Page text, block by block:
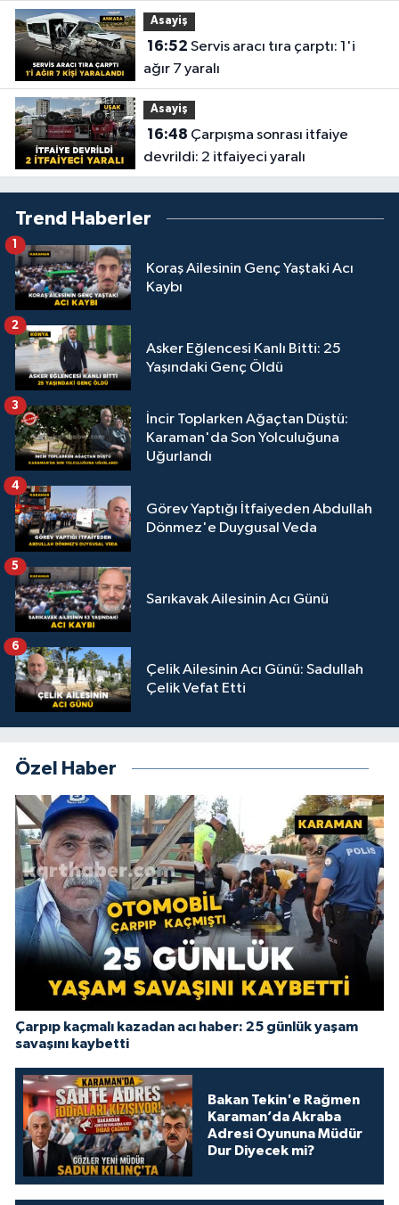
Asayiş
16:52
ağır 7 yaralı
Asayiş
16:48
devrildi: 2 itfaiyeci yaralı
Trend Haberler
Koraş Ailesinin Genç Yaştaki Acı
Kaybı
1
Asker Eğlencesi Kanlı Bitti: 25
Yaşındaki Genç Öldü
2
İncir Toplarken Ağaçtan Düştü:
Karaman'da Son Yolculuğuna
Uğurlandı
3
Görev Yaptığı İtfaiyeden Abdullah
Dönmez'e Duygusal Veda
4
Sarıkavak Ailesinin Acı Günü
5
Çelik Ailesinin Acı Günü: Sadullah
Çelik Vefat Etti
6
Özel Haber
Çarpıp kaçmalı kazadan acı haber: 25 günlük yaşam
savaşını kaybetti
Bakan Tekin'e Rağmen
Karaman’da Akraba
Adresi Oyununa Müdür
Dur Diyecek mi?